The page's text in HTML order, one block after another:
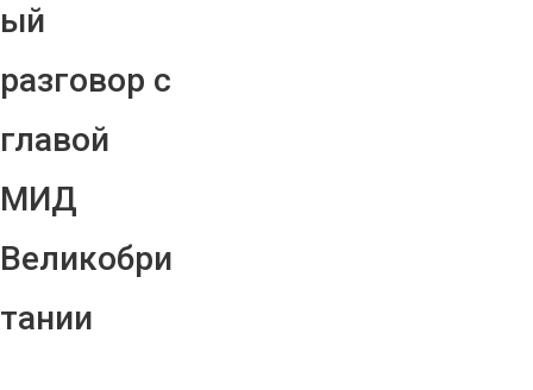
ый
разговор с
главой
МИД
Великобри
тании